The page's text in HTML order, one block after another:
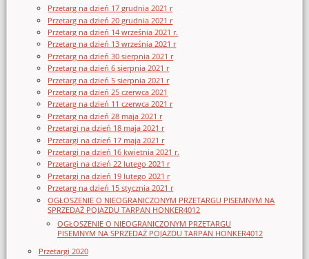
Przetarg na dzień 17 grudnia 2021 r
Przetarg na dzień 20 grudnia 2021 r
Przetarg na dzień 14 września 2021 r.
Przetarg na dzień 13 września 2021 r
Przetarg na dzień 30 sierpnia 2021 r
Przetarg na dzień 6 sierpnia 2021 r
Przetarg na dzień 5 sierpnia 2021 r
Przetarg na dzień 25 czerwca 2021
Przetarg na dzień 11 czerwca 2021 r
Przetarg na dzień 28 maja 2021 r
Przetargi na dzień 18 maja 2021 r
Przetargi na dzień 17 maja 2021 r
Przetargi na dzień 16 kwietnia 2021 r.
Przetargi na dzień 22 lutego 2021 r
Przetargi na dzień 19 lutego 2021 r
Przetarg na dzień 15 stycznia 2021 r
OGŁOSZENIE O NIEOGRANICZONYM PRZETARGU PISEMNYM NA
SPRZEDAŻ POJAZDU TARPAN HONKER4012
OGŁOSZENIE O NIEOGRANICZONYM PRZETARGU
PISEMNYM NA SPRZEDAŻ POJAZDU TARPAN HONKER4012
Przetargi 2020